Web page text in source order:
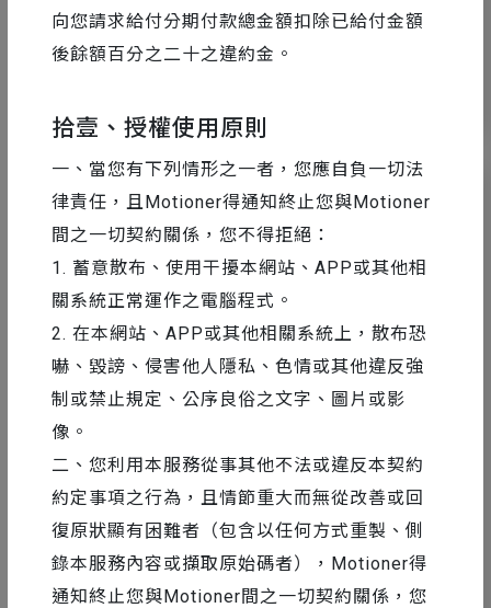
向您請求給付分期付款總金額扣除已給付金額
後餘額百分之二十之違約金。
拾壹、授權使用原則
一、當您有下列情形之一者，您應自負一切法
律責任，且Motioner得通知終止您與Motioner
間之一切契約關係，您不得拒絕：
1. 蓄意散布、使用干擾本網站、APP或其他相
關系統正常運作之電腦程式。
2. 在本網站、APP或其他相關系統上，散布恐
嚇、毀謗、侵害他人隱私、色情或其他違反強
制或禁止規定、公序良俗之文字、圖片或影
像。
二、您利用本服務從事其他不法或違反本契約
約定事項之行為，且情節重大而無從改善或回
復原狀顯有困難者（包含以任何方式重製、側
錄本服務內容或擷取原始碼者），Motioner得
通知終止您與Motioner間之一切契約關係，您
AE 教學 2016-11-25
Ai 進入 AE 工作流程技巧 #2｜釋放圖層